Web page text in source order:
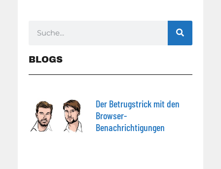
BLOGS
Der Betrugstrick mit den
Browser-
Benachrichtigungen